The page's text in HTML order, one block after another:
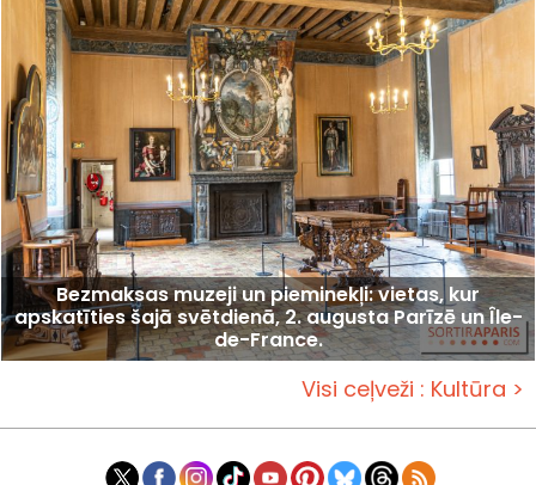
Bezmaksas muzeji un pieminekļi: vietas, kur
apskatīties šajā svētdienā, 2. augusta Parīzē un Île-
de-France.
Visi ceļveži : Kultūra >